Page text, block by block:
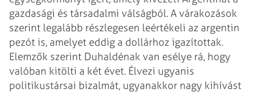
gazdasági és társadalmi válságból. A várakozások
szerint legalább részlegesen leértékeli az argentin
pezót is, amelyet eddig a dollárhoz igazítottak.
Elemzők szerint Duhaldénak van esélye rá, hogy
valóban kitölti a két évet. Élvezi ugyanis
politikustársai bizalmát, ugyanakkor nagy kihívást